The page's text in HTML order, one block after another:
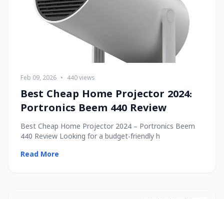
Feb 09, 2026 • 440 views
Best Cheap Home Projector 2024:
Portronics Beem 440 Review
Best Cheap Home Projector 2024 – Portronics Beem
440 Review Looking for a budget-friendly h
Read More